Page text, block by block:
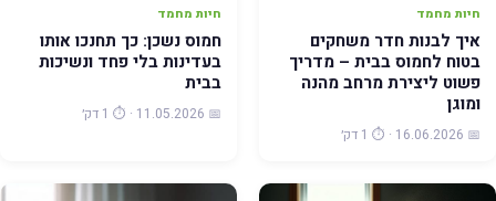
חיות מחמד
איך לבנות חדר משחקים
בטוח לחמוס בבית – מדריך
פשוט ליצירת מרחב מהנה
ומוגן
📅 16.06.2026 · ⏱️ 1 דק׳
חיות מחמד
חמוס נשכן: כך תחנכו אותו
בעדינות בלי פחד ונשיכות
בבית
📅 11.05.2026 · ⏱️ 1 דק׳